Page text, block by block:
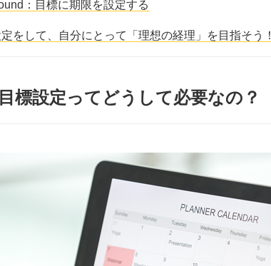
：目標に期限を設定する
をして、自分にとって「理想の経理」を目指そう！
標設定ってどうして必要なの？